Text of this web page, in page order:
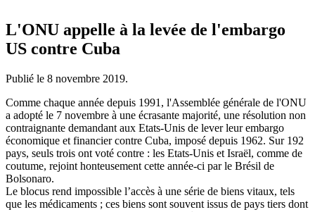
L'ONU appelle à la levée de l'embargo
US contre Cuba
Publié le 8 novembre 2019.
Comme chaque année depuis 1991, l'Assemblée générale de l'ONU
a adopté le 7 novembre à une écrasante majorité, une résolution non
contraignante demandant aux Etats-Unis de lever leur embargo
économique et financier contre Cuba, imposé depuis 1962. Sur 192
pays, seuls trois ont voté contre : les Etats-Unis et Israël, comme de
coutume, rejoint honteusement cette année-ci par le Brésil de
Bolsonaro.
Le blocus rend impossible l’accès à une série de biens vitaux, tels
que les médicaments ; ces biens sont souvent issus de pays tiers dont